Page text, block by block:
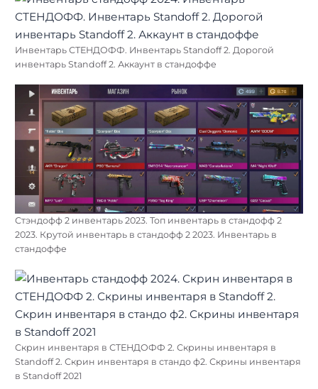
Инвентарь СТЕНДОФФ. Инвентарь Standoff 2. Дорогой
инвентарь Standoff 2. Аккаунт в стандоффе
Стэндофф 2 инвентарь 2023. Топ инвентарь в стандофф 2
2023. Крутой инвентарь в стандофф 2 2023. Инвентарь в
стандоффе
Скрин инвентаря в СТЕНДОФФ 2. Скрины инвентаря в
Standoff 2. Скрин инвентаря в стандо ф2. Скрины инвентаря
в Standoff 2021